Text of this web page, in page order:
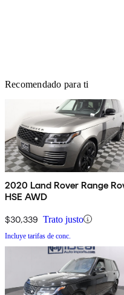
Recomendado para ti
2020 Land Rover Range
HSE AWD
$30,339 Trato justo
Incluye tarifas de conc.